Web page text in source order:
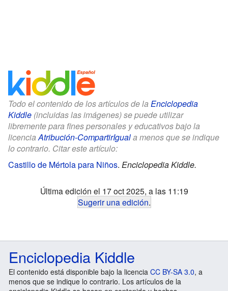
Todo el contenido de los artículos de la Enciclopedia
Kiddle (incluidas las imágenes) se puede utilizar
libremente para fines personales y educativos bajo la
licenciaAtribución-CompartirIguala menos que se indique
lo contrario. Citar este artículo:
Castillo de Mértola para Niños. Enciclopedia Kiddle.
Última edición el 17 oct 2025, a las 11:19
Sugerir una edición.
Enciclopedia Kiddle
El contenido está disponible bajo la licencia CC BY-SA 3.0, a
menos que se indique lo contrario. Los artículos de la